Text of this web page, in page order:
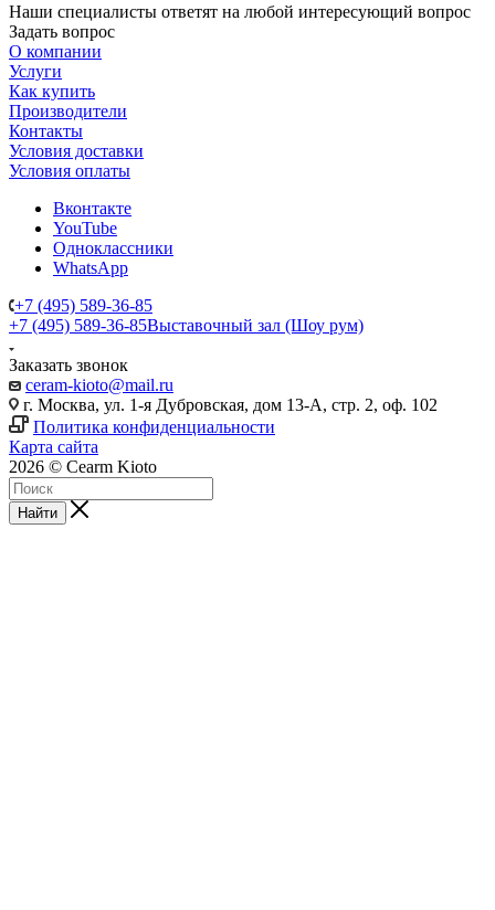
Наши специалисты ответят на любой интересующий вопрос
Задать вопрос
О компании
Услуги
Как купить
Производители
Контакты
Условия доставки
Условия оплаты
Вконтакте
YouTube
Одноклассники
WhatsApp
+7 (495) 589-36-85
+7 (495) 589-36-85Выставочный зал (Шоу рум)
Заказать звонок
ceram-kioto@mail.ru
г. Москва, ул. 1-я Дубровская, дом 13-А, стр. 2, оф. 102
Политика конфиденциальности
Карта сайта
2026 © Cearm Kioto
Найти